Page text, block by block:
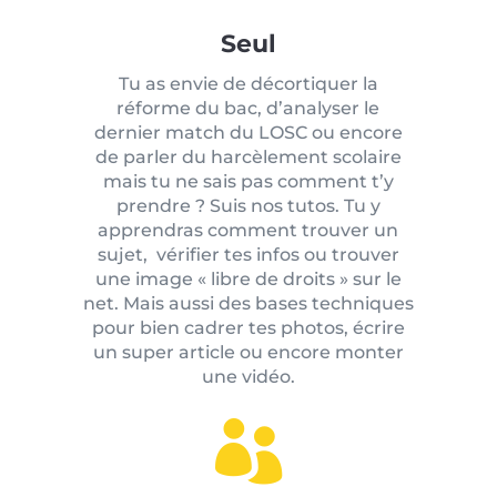
Seul
Tu as envie de décortiquer la
réforme du bac, d’analyser le
dernier match du LOSC ou encore
de parler du harcèlement scolaire
mais tu ne sais pas comment t’y
prendre ? Suis nos tutos. Tu y
apprendras comment trouver un
sujet, vérifier tes infos ou trouver
une image « libre de droits » sur le
net. Mais aussi des bases techniques
pour bien cadrer tes photos, écrire
un super article ou encore monter
une vidéo.
